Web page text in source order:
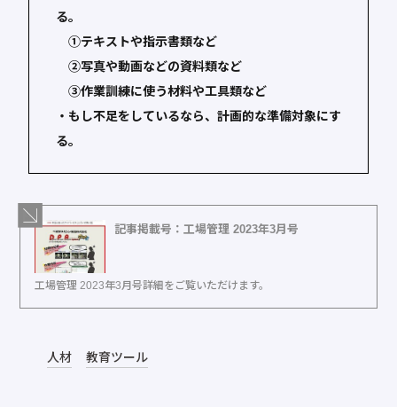
る。
①テキストや指示書類など
②写真や動画などの資料類など
③作業訓練に使う材料や工具類など
・もし不足をしているなら、計画的な準備対象にす
る。
記事掲載号：工場管理 2023年3月号
工場管理 2023年3月号詳細をご覧いただけます。
人材 教育ツール